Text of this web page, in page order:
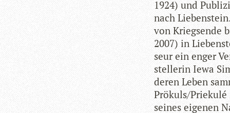
1924) und
nach
von Kriegs­ende
2007) in
seur ein enger
stel­le­rin Iewa
deren Leben
Prökuls/Priekulé
sei­nes eige­nen